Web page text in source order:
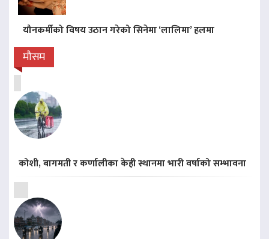
यौनकर्मीको विषय उठान गरेको सिनेमा ‘लालिमा’ हलमा
मौसम
कोशी, बागमती र कर्णालीका केही स्थानमा भारी वर्षाको सम्भावना